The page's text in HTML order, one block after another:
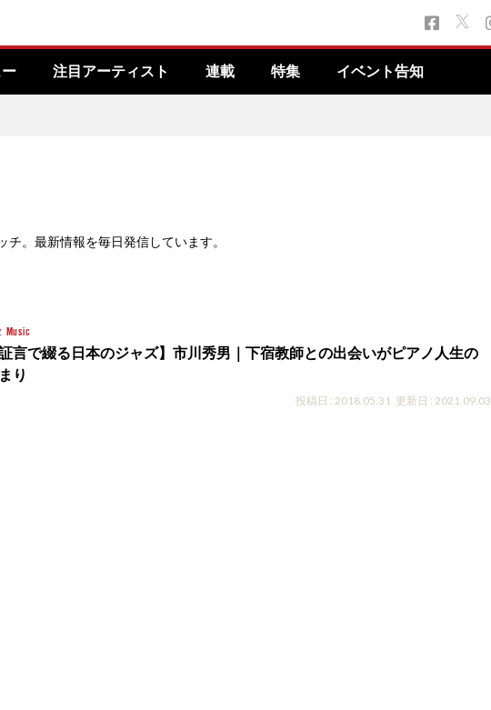
注目アーティスト 連載 特集 イベント告知
。最新情報を毎日発信しています。
Music
証言で綴る日本のジャズ】市川秀男｜下宿教師との出会いがピアノ人生の
り
投稿日 : 2018.05.31 更新日 : 2021.09.03